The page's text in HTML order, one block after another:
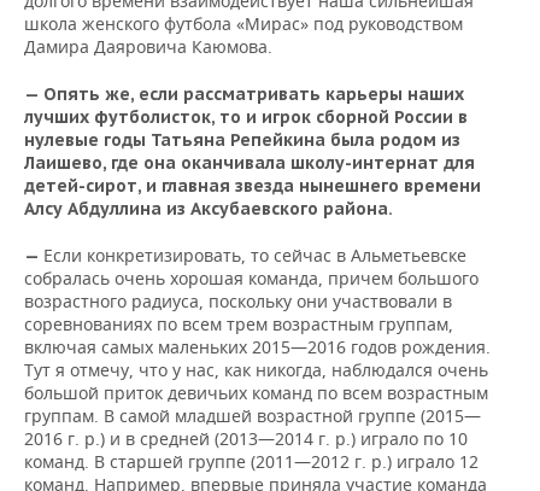
школа женского футбола «Мирас» под руководством
Дамира Даяровича Каюмова.
— Опять же, если рассматривать карьеры наших
лучших футболисток, то и игрок сборной России в
нулевые годы Татьяна Репейкина была родом из
Лаишево, где она оканчивала школу-интернат для
детей-сирот, и главная звезда нынешнего времени
Алсу Абдуллина из Аксубаевского района.
— Если конкретизировать, то сейчас в Альметьевске
собралась очень хорошая команда, причем большого
возрастного радиуса, поскольку они участвовали в
соревнованиях по всем трем возрастным группам,
включая самых маленьких 2015—2016 годов рождения.
Тут я отмечу, что у нас, как никогда, наблюдался очень
большой приток девичьих команд по всем возрастным
группам. В самой младшей возрастной группе (2015—
2016 г. р.) и в средней (2013—2014 г. р.) играло по 10
команд. В старшей группе (2011—2012 г. р.) играло 12
команд. Например, впервые приняла участие команда